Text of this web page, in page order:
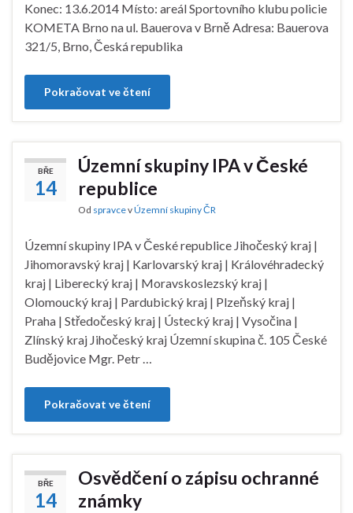
Konec: 13.6.2014 Místo: areál Sportovního klubu policie
KOMETA Brno na ul. Bauerova v Brně Adresa: Bauerova
321/5, Brno, Česká republika
Pokračovat ve čtení
BŘE
14
Územní skupiny IPA v České
republice
Od spravcevÚzemní skupiny ČR
Územní skupiny IPA v České republice Jihočeský kraj |
Jihomoravský kraj | Karlovarský kraj | Královéhradecký
kraj | Liberecký kraj | Moravskoslezský kraj |
Olomoucký kraj | Pardubický kraj | Plzeňský kraj |
Praha | Středočeský kraj | Ústecký kraj | Vysočina |
Zlínský kraj Jihočeský kraj Územní skupina č. 105 České
Budějovice Mgr. Petr …
Pokračovat ve čtení
BŘE
14
Osvědčení o zápisu ochranné
známky